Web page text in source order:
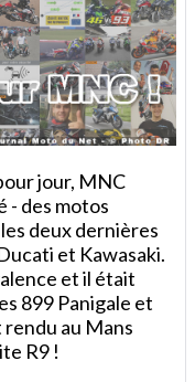
jour, MNC
- des motos
deux dernières
et Kawasaki.
et il était
899 Panigale et
rendu au Mans
R9 !